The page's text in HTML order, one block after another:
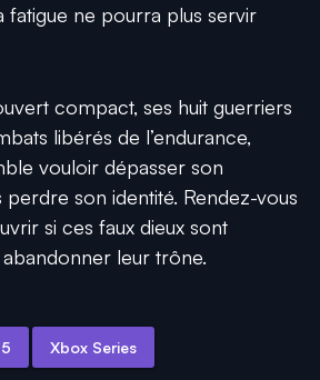
fatigue ne pourra plus servir
compact, ses huit guerriers
libérés de l’endurance,
vouloir dépasser son
son identité. Rendez-vous
si ces faux dieux sont
leur trône.
Xbox Series